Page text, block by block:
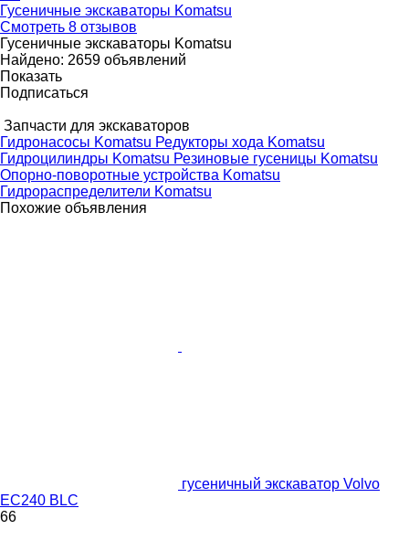
Гусеничные экскаваторы Komatsu
Смотреть 8 отзывов
Гусеничные экскаваторы Komatsu
Найдено: 2659 объявлений
Показать
Подписаться
Запчасти для экскаваторов
Гидронасосы Komatsu Редукторы хода Komatsu
Гидроцилиндры Komatsu Резиновые гусеницы Komatsu
Опорно-поворотные устройства Komatsu
Гидрораспределители Komatsu
Похожие объявления
гусеничный экскаватор Volvo
EC240 BLC
66